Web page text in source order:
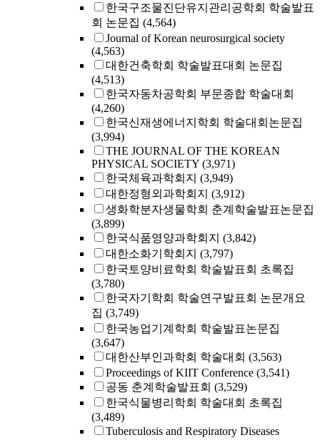
한국구조물진단유지관리공학회 학술발표
회 논문집 (4,564)
Journal of Korean neurosurgical society
(4,563)
대한건축학회 학술발표대회 논문집
(4,513)
한국자동차공학회 부문종합 학술대회
(4,260)
한국신재생에너지학회 학술대회논문집
(3,994)
THE JOURNAL OF THE KOREAN
PHYSICAL SOCIETY (3,971)
한국체육과학회지 (3,949)
대한정형외과학회지 (3,912)
생화학분자생물학회 춘계학술발표논문집
(3,899)
한국식품영양과학회지 (3,842)
대한소화기학회지 (3,797)
한국토양비료학회 학술발표회 초록집
(3,780)
한국자기학회 학술연구발표회 논문개요
집 (3,749)
한국농업기계학회 학술발표논문집
(3,647)
대한산부인과학회 학술대회 (3,563)
Proceedings of KIIT Conference (3,541)
공동 춘계학술발표회 (3,529)
한국식물병리학회 학술대회 초록집
(3,489)
Tuberculosis and Respiratory Diseases